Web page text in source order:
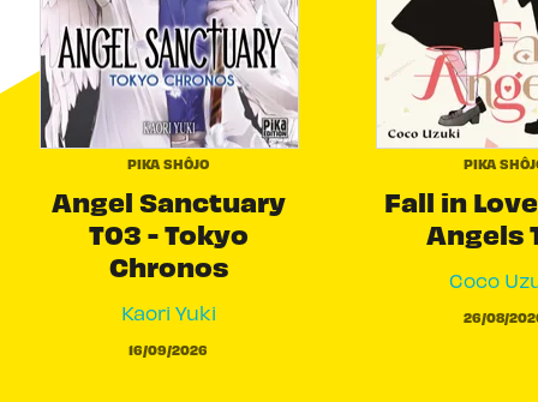
PIKA SHÔJO
Angel Sanctuary
T03 - Tokyo
Chronos
Kaori Yuki
16/09/2026
PIKA
Fall in
Angels
Coco
26/08/